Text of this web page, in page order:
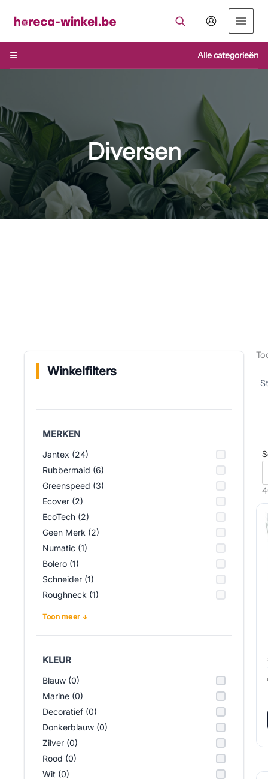
naar
inhoud
☰
Alle categorieën
Diversen
Winkelfilters
MERKEN
Jantex (24)
Rubbermaid (6)
Greenspeed (3)
Ecover (2)
EcoTech (2)
Geen Merk (2)
Numatic (1)
Bolero (1)
Schneider (1)
Roughneck (1)
Toon meer
KLEUR
Blauw (0)
Marine (0)
Decoratief (0)
Donkerblauw (0)
Zilver (0)
Rood (0)
Wit (0)